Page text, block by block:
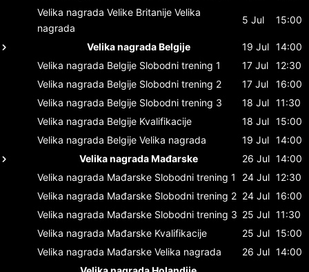
Velika nagrada Velike Britanije Velika
nagrada
5 Jul 15:00
Velika nagrada Belgije 19 Jul 14:00
Velika nagrada Belgije Slobodni trening 1 17 Jul
12:30
Velika nagrada Belgije Slobodni trening 2 17 Jul
16:00
Velika nagrada Belgije Slobodni trening 3 18 Jul 11:30
Velika nagrada Belgije Kvalifikacije 18 Jul 15:00
Velika nagrada Belgije Velika nagrada 19 Jul 14:00
Velika nagrada Mađarske
26 Jul 14:00
Velika nagrada Mađarske Slobodni trening 1 24 Jul 12:30
Velika nagrada Mađarske Slobodni trening 2 24 Jul 16:00
Velika nagrada Mađarske Slobodni trening 3 25 Jul 11:30
Velika nagrada Mađarske Kvalifikacije 25 Jul 15:00
Velika nagrada Mađarske Velika nagrada 26 Jul 14:00